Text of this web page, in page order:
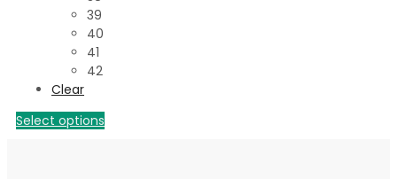
39
40
41
42
Clear
Select options